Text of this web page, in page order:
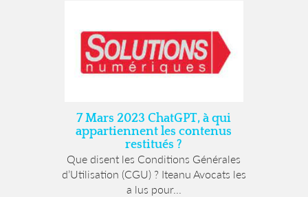
7 Mars 2023 ChatGPT, à qui
appartiennent les contenus
restitués ?
Que disent les Conditions Générales
d’Utilisation (CGU) ? Iteanu Avocats les
a lus pour...